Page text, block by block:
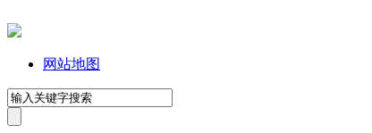
网站地图